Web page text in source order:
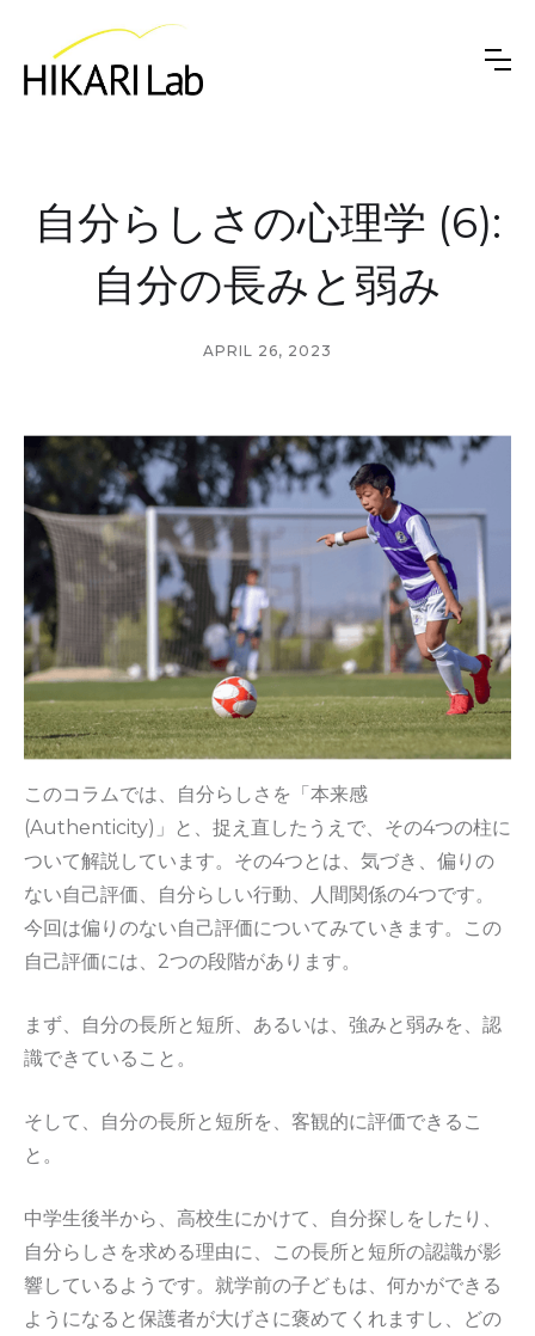
自分らしさの心理学 (6):
自分の長みと弱み
APRIL 26, 2023
このコラムでは、自分らしさを「本来感
(Authenticity)」と、捉え直したうえで、その4つの柱に
ついて解説しています。その4つとは、気づき、偏りの
ない自己評価、自分らしい行動、人間関係の4つです。
今回は偏りのない自己評価についてみていきます。この
自己評価には、2つの段階があります。
まず、自分の長所と短所、あるいは、強みと弱みを、認
識できていること。
そして、自分の長所と短所を、客観的に評価できるこ
と。
中学生後半から、高校生にかけて、自分探しをしたり、
自分らしさを求める理由に、この長所と短所の認識が影
響しているようです。就学前の子どもは、何かができる
ようになると保護者が大げさに褒めてくれますし、どの